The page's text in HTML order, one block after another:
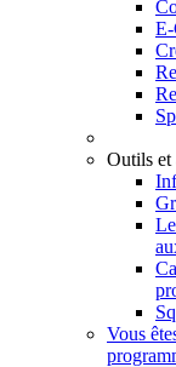
Outils et
Vous